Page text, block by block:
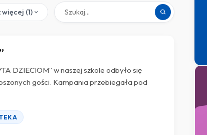
Pokaż więcej (1)
DZIECIOM” w naszej szkole odbyło się
gości. Kampania przebiegała pod